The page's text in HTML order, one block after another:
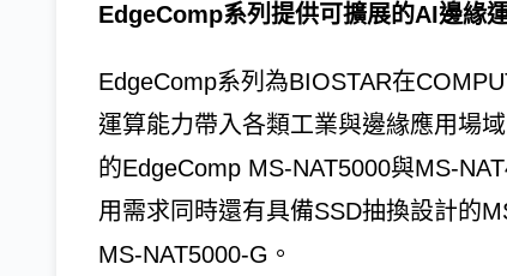
EdgeComp系列提供可擴展的AI邊緣
EdgeComp系列為BIOSTAR在
運算能力帶入各類工業與邊緣應用場
的EdgeComp MS-NAT5000與MS-
用需求同時還有具備SSD抽換設計的
MS-NAT5000-G。